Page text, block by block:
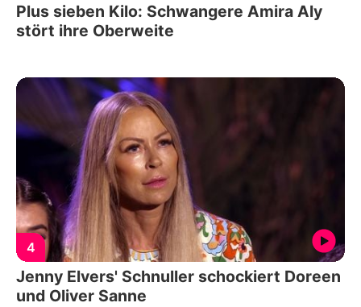
Plus sieben Kilo: Schwangere Amira Aly
stört ihre Oberweite
4
Jenny Elvers' Schnuller schockiert Doreen
und Oliver Sanne